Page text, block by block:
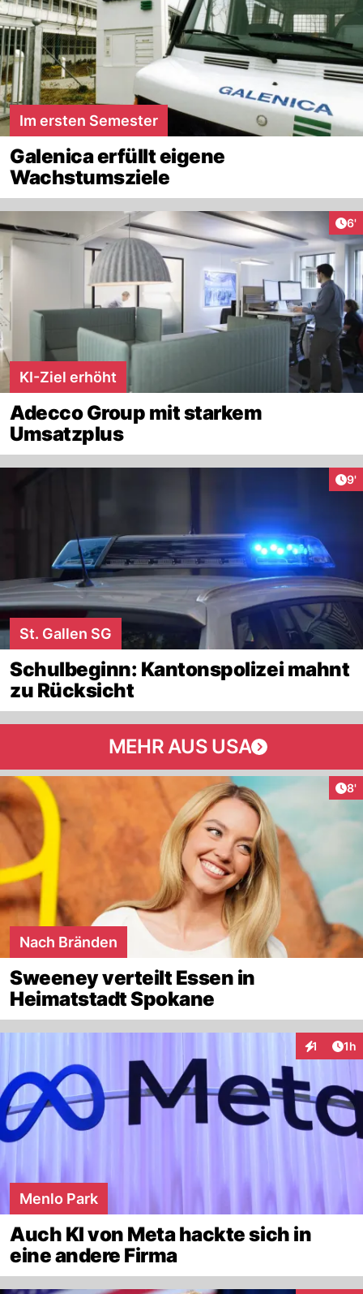
Im ersten Semester
Galenica erfüllt eigene
Wachstumsziele
6'
KI-Ziel erhöht
Adecco Group mit starkem
Umsatzplus
9'
St. Gallen SG
Schulbeginn: Kantonspolizei mahnt
zu Rücksicht
MEHR AUS USA
8'
Nach Bränden
Sweeney verteilt Essen in
Heimatstadt Spokane
1 1h
Menlo Park
Auch KI von Meta hackte sich in
eine andere Firma